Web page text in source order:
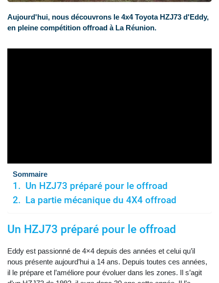
Aujourd'hui, nous découvrons le 4x4 Toyota HZJ73 d'Eddy,
en pleine compétition offroad à La Réunion.
Sommaire
Un HZJ73 préparé pour le offroad
La partie mécanique du 4X4 offroad
Un HZJ73 préparé pour le offroad
Eddy est passionné de 4×4 depuis des années et celui qu’il
nous présente aujourd’hui a 14 ans. Depuis toutes ces années,
il le prépare et l’améliore pour évoluer dans les zones. Il s’agit